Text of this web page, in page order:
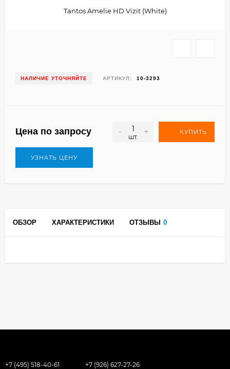
Tantos Amelie HD Vizit (White)
НАЛИЧИЕ УТОЧНЯЙТЕ АРТИКУЛ: 10-3293
Цена по запросу -
шт.
+ КУПИТЬ
УЗНАТЬ ЦЕНУ
ОБЗОР ХАРАКТЕРИСТИКИ ОТЗЫВЫ 0
+7 (495) 518-40-61 +7 (926) 627-27-26